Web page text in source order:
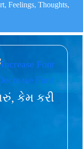
Feelings, Thoughts,
કેમ કરી